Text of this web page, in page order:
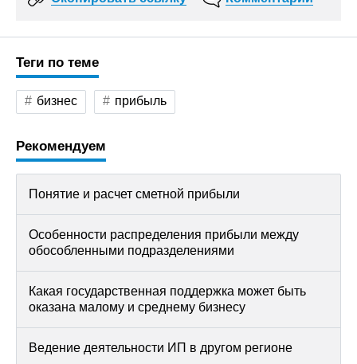
Теги по теме
бизнес прибыль
Рекомендуем
Понятие и расчет сметной прибыли
Особенности распределения прибыли между
обособленными подразделениями
Какая государственная поддержка может быть
оказана малому и среднему бизнесу
Ведение деятельности ИП в другом регионе